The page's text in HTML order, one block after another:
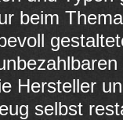
beim
Hersteller
selbst